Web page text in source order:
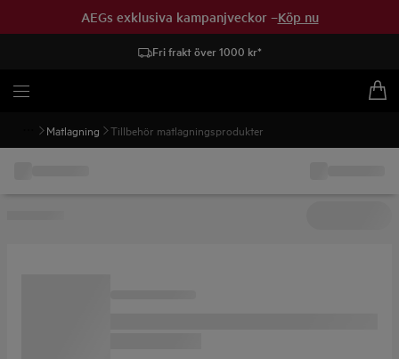
AEGs exklusiva kampanjveckor –Köp nu
Fri frakt över 1000 kr*
Matlagning Tillbehör matlagningsprodukter